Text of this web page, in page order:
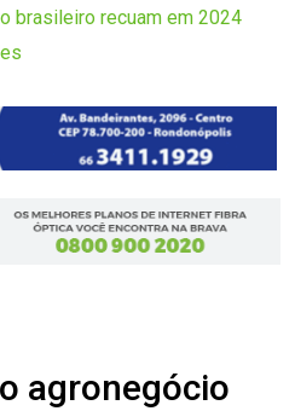
brasileiro recuam em 2024
agronegócio